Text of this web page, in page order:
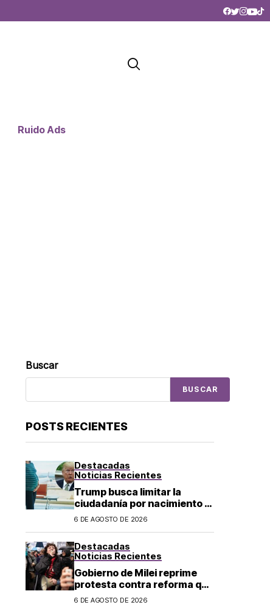
Ruido Ads
Buscar
BUSCAR
POSTS RECIENTES
Destacadas
Noticias Recientes
Trump busca limitar la
ciudadanía por nacimiento y
el «turismo de parto» en EU;
6 DE AGOSTO DE 2026
Destacadas
Noticias Recientes
Gobierno de Milei reprime
protesta contra reforma que
permite la venta de tierra a
6 DE AGOSTO DE 2026